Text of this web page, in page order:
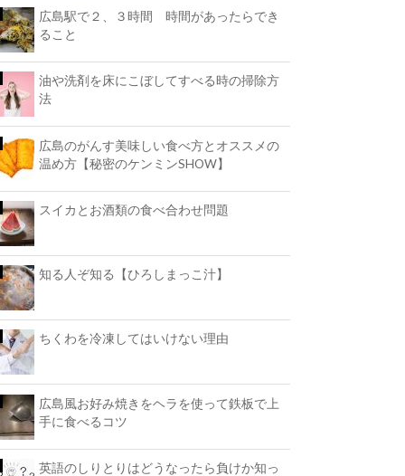
広島駅で２、３時間 時間があったらでき
ること
油や洗剤を床にこぼしてすべる時の掃除方
法
広島のがんす美味しい食べ方とオススメの
温め方【秘密のケンミンSHOW】
スイカとお酒類の食べ合わせ問題
知る人ぞ知る【ひろしまっこ汁】
ちくわを冷凍してはいけない理由
広島風お好み焼きをヘラを使って鉄板で上
手に食べるコツ
英語のしりとりはどうなったら負けか知っ